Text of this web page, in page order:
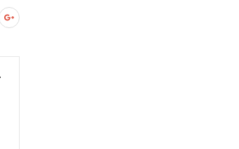
ディング